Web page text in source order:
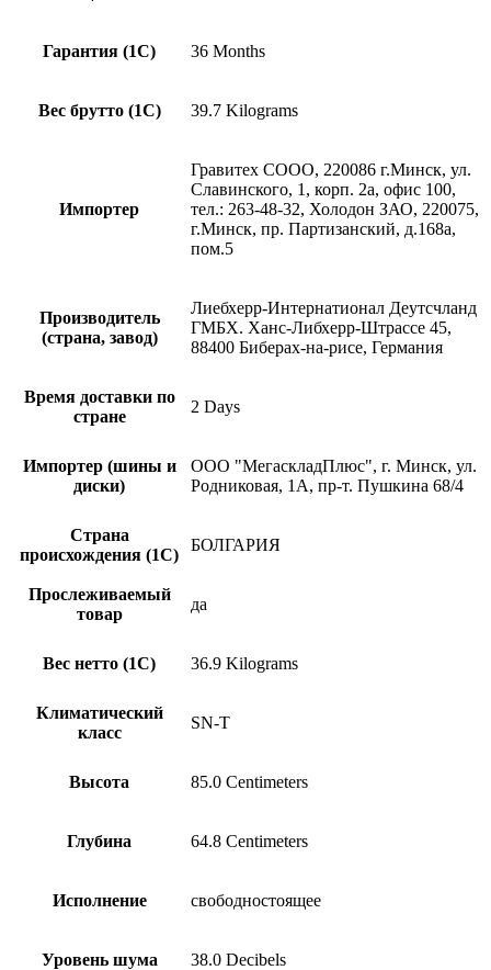
Гарантия (1С) 36 Months
Вес брутто (1С) 39.7 Kilograms
Импортер
Гравитех СООО, 220086 г.Минск, ул.
Славинского, 1, корп. 2а, офис 100,
тел.: 263-48-32, Холодон ЗАО, 220075,
г.Минск, пр. Партизанский, д.168а,
пом.5
Производитель
(страна, завод)
Лиебхерр-Интернатионал Деутсчланд
ГМБХ. Ханс-Либхерр-Штрассе 45,
88400 Биберах-на-рисе, Германия
Время доставки по
стране
2 Days
Импортер (шины и
диски)
ООО "МегаскладПлюс", г. Минск, ул.
Родниковая, 1А, пр-т. Пушкина 68/4
Страна
происхождения (1С)
БОЛГАРИЯ
Прослеживаемый
товар
да
Вес нетто (1С) 36.9 Kilograms
Климатический
класс
SN-T
Высота 85.0 Centimeters
Глубина 64.8 Centimeters
Исполнение свободностоящее
Уровень шума 38.0 Decibels